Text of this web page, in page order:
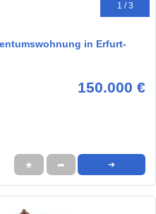
1 / 3
in Erfurt-
150.000 €
★ ➦ ➜